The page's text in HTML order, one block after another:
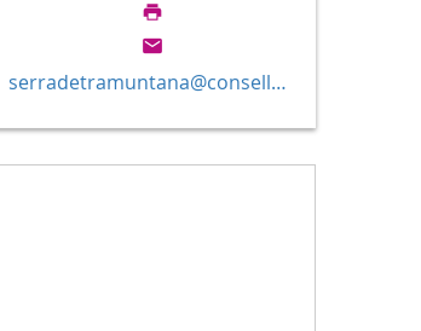
serradetramuntana@conselldemallorca.net